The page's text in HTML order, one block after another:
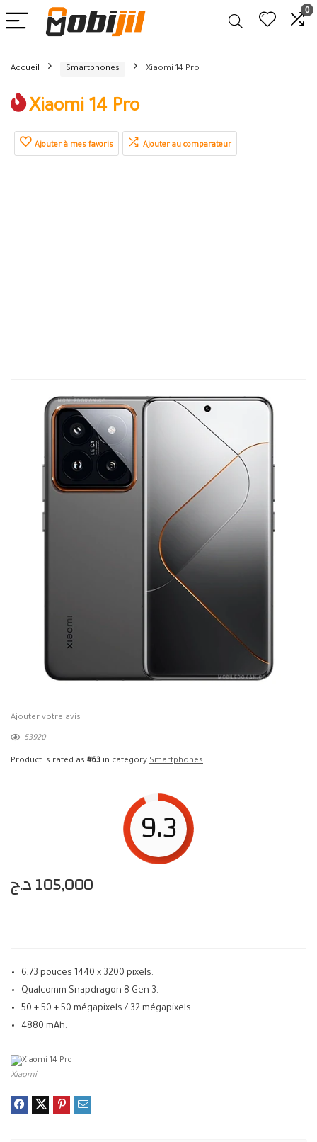
0
Accueil Smartphones Xiaomi 14 Pro
Xiaomi 14 Pro
Ajouter à mes favoris Ajouter au comparateur
Ajouter votre avis
53920
Product is rated as #63 in category Smartphones
9.3
105,000د.ج
6,73 pouces 1440 x 3200 pixels.
Qualcomm Snapdragon 8 Gen 3.
50 + 50 + 50 mégapixels / 32 mégapixels.
4880 mAh.
Xiaomi